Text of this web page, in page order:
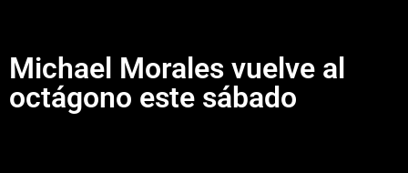
Michael Morales vuelve al
octágono este sábado